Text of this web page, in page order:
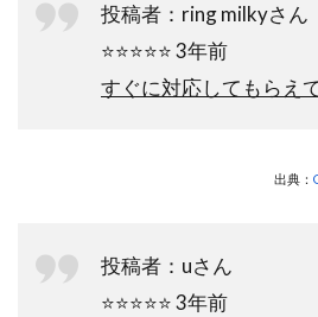
投稿者：ring milkyさん
⭐️⭐️⭐️⭐️⭐️ 3年前
すぐに対応してもらえ
出典：
投稿者：uさん
⭐️⭐️⭐️⭐️⭐️ 3年前